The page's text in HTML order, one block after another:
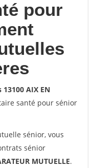
pour
AIX EN
santé pour sénior
sénior, vous
sénior
MUTUELLE.